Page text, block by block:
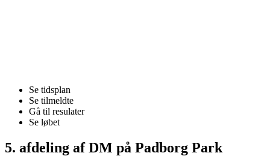
Se tidsplan
Se tilmeldte
Gå til resulater
Se løbet
5. afdeling af DM på Padborg Park